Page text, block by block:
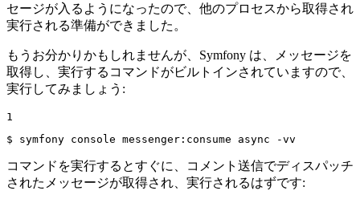
セージが入るようになったので、他のプロセスから取得され
実行される準備ができました。
もうお分かりかもしれませんが、Symfony は、メッセージを
取得し、実行するコマンドがビルトインされていますので、
実行してみましょう:
1
$ symfony console messenger:consume async -vv
コマンドを実行するとすぐに、コメント送信でディスパッチ
されたメッセージが取得され、実行されるはずです: